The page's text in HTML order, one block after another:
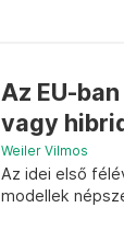
Az EU-
vagy
Weiler Vilmos
Az idei első
modellek